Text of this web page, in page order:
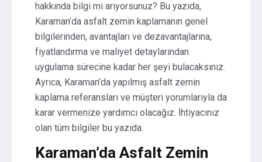
hakkında bilgi mi arıyorsunuz? Bu yazıda,
Karaman’da asfalt zemin kaplamanın genel
bilgilerinden, avantajları ve dezavantajlarına,
fiyatlandırma ve maliyet detaylarından
uygulama sürecine kadar her şeyi bulacaksınız.
Ayrıca, Karaman’da yapılmış asfalt zemin
kaplama referansları ve müşteri yorumlarıyla da
karar vermenize yardımcı olacağız. İhtiyacınız
olan tüm bilgiler bu yazıda.
Karaman’da Asfalt Zemin